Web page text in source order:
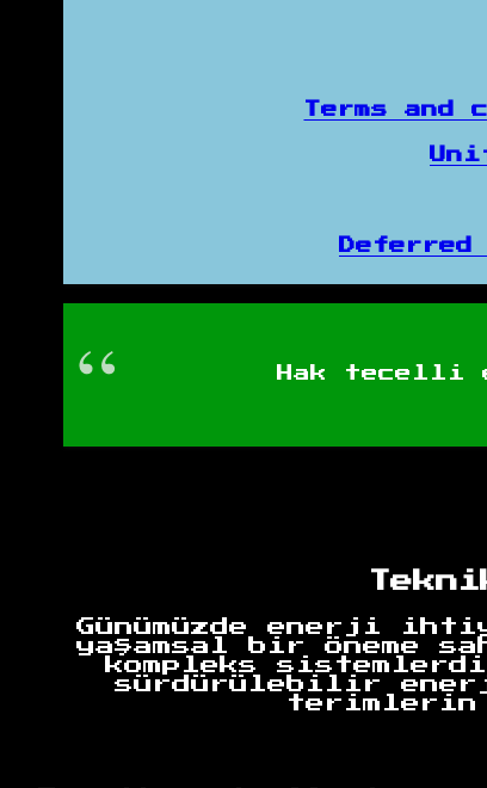
Terms
Hak tecelli
Günümüzde enerji
yaşamsal bir
kompleks
sürdürülebilir
terimlerin